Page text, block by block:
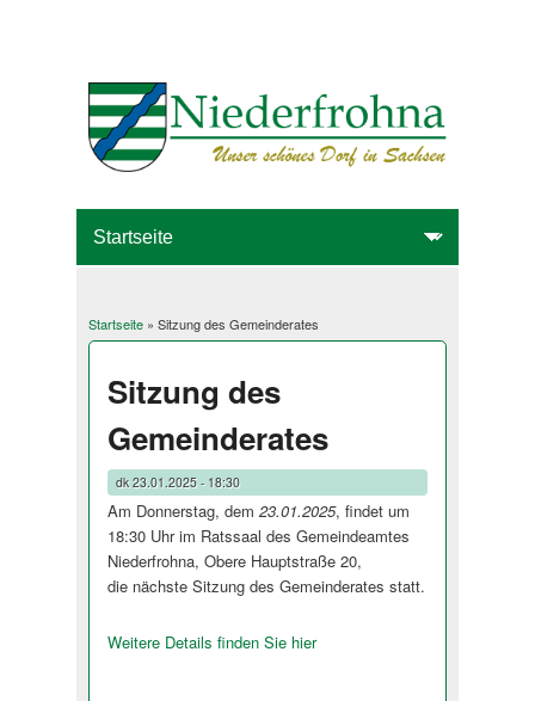
Sie sind hier
Startseite» Sitzung des Gemeinderates
Sitzung des
Gemeinderates
dk23.01.2025 - 18:30
Am Donnerstag, dem 23.01.2025, findet um
18:30 Uhr im Ratssaal des Gemeindeamtes
Niederfrohna, Obere Hauptstraße 20,
die nächste Sitzung des Gemeinderates stat­t.
Weitere Details finden Sie hier